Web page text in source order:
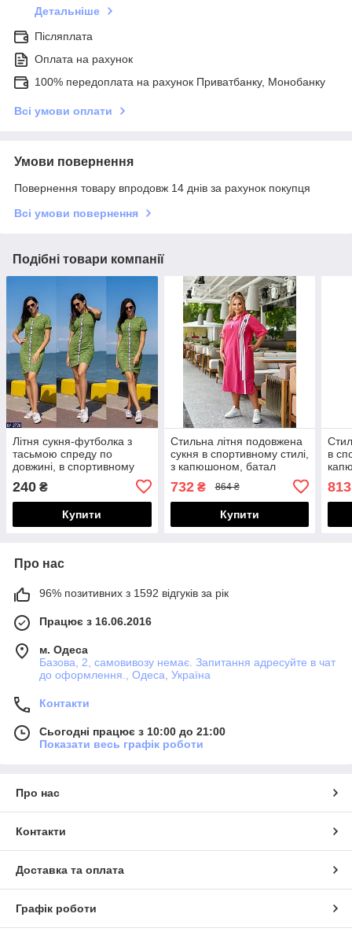
Детальніше
Післяплата
Оплата на рахунок
100% передоплата на рахунок Приватбанку, Монобанку
Всі умови оплати
Умови повернення
Повернення товару впродовж 14 днів за рахунок покупця
Всі умови повернення
Подібні товари компанії
Літня сукня-футболка з
тасьмою спреду по
довжині, в спортивному
240 ₴
Купити
Стильна літня подовжена
сукня в спортивному стилі,
з капюшоном, батал
732₴ 864 ₴
Купити
в
813
Про нас
96% позитивних з 1592 відгуків за рік
Працює з 16.06.2016
м. Одеса
Базова, 2, самовивозу немає. Запитання адресуйте в чат
до оформлення., Одеса, Україна
Контакти
Сьогодні працює з 10:00 до 21:00
Показати весь графік роботи
Про нас
Контакти
Доставка та оплата
Графік роботи